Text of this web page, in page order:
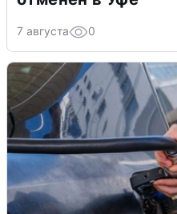
7 августа 0